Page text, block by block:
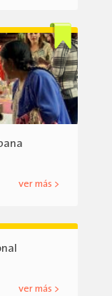
ver más >
ver más >